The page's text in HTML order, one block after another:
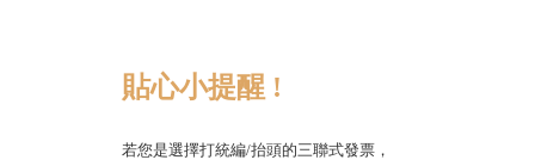
貼心小提醒 !
若您是選擇打統編/抬頭的三聯式發票，